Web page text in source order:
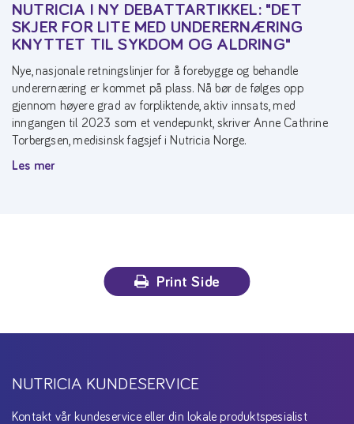
NUTRICIA I NY DEBATTARTIKKEL: "DET
SKJER FOR LITE MED UNDERERNÆRING
KNYTTET TIL SYKDOM OG ALDRING"
Nye, nasjonale retningslinjer for å forebygge og behandle
underernæring er kommet på plass. Nå bør de følges opp
gjennom høyere grad av forpliktende, aktiv innsats, med
inngangen til 2023 som et vendepunkt, skriver Anne Cathrine
Torbergsen, medisinsk fagsjef i Nutricia Norge.
Les mer
Print Side
NUTRICIA KUNDESERVICE
Kontakt vår kundeservice eller din lokale produktspesialist